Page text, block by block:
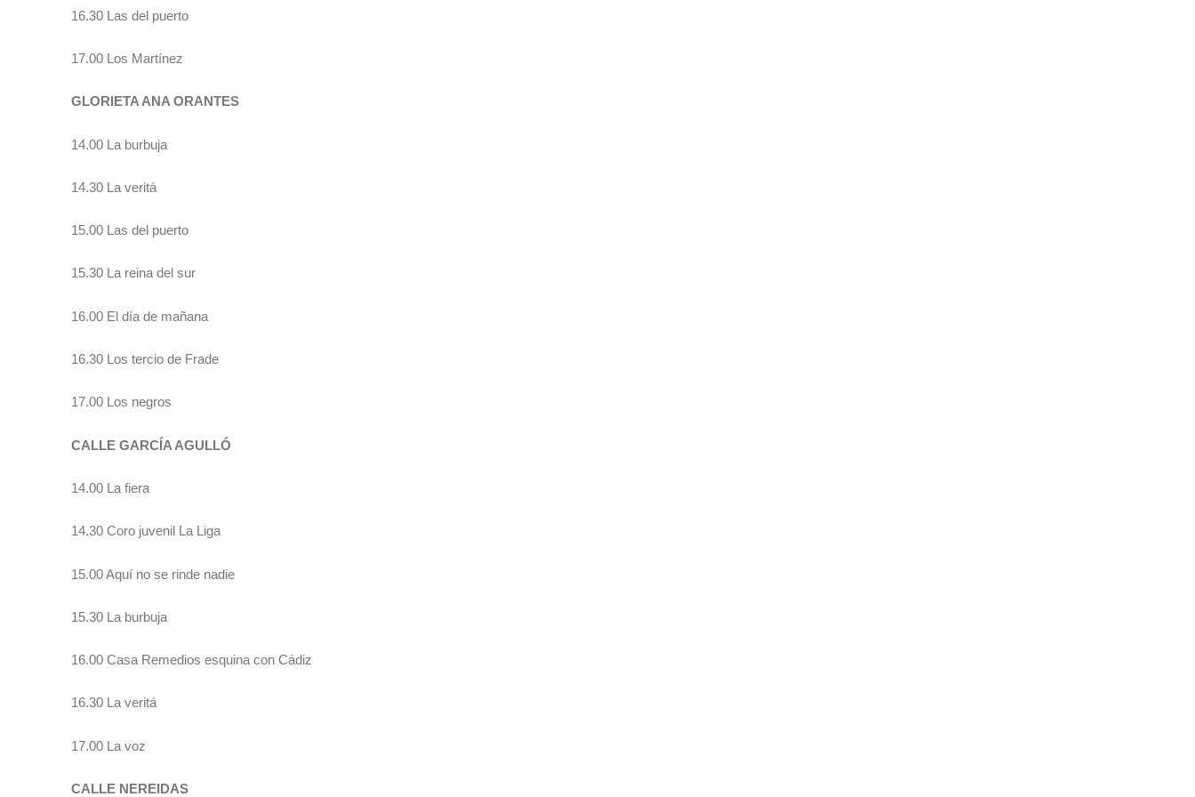
16.30 Las del puerto
17.00 Los Martínez
GLORIETA ANA ORANTES
14.00 La burbuja
14.30 La veritá
15.00 Las del puerto
15.30 La reina del sur
16.00 El día de mañana
16.30 Los tercio de Frade
17.00 Los negros
CALLE GARCÍA AGULLÓ
14.00 La fiera
14.30 Coro juvenil La Liga
15.00 Aquí no se rinde nadie
15.30 La burbuja
16.00 Casa Remedios esquina con Cádiz
16.30 La veritá
17.00 La voz
CALLE NEREIDAS